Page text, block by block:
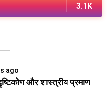
3.1K
ago
और शास्त्रीय प्रमाण